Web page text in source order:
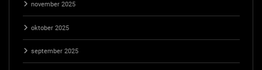
november 2025
oktober 2025
september 2025